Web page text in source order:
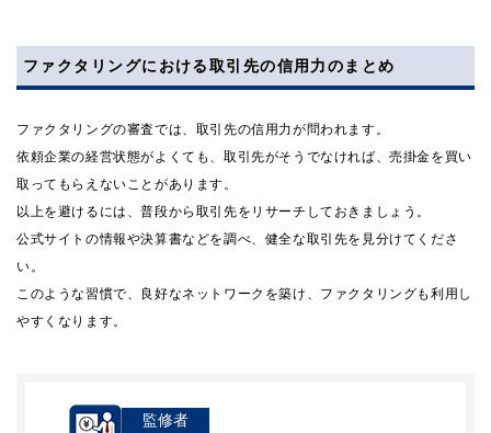
ファクタリングにおける取引先の信用力のまとめ
ファクタリングの審査では、取引先の信用力が問われます。
依頼企業の経営状態がよくても、取引先がそうでなければ、売掛金を買い
取ってもらえないことがあります。
以上を避けるには、普段から取引先をリサーチしておきましょう。
公式サイトの情報や決算書などを調べ、健全な取引先を見分けてくださ
い。
このような習慣で、良好なネットワークを築け、ファクタリングも利用し
やすくなります。
監修者